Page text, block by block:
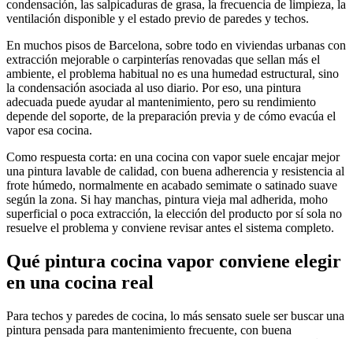
condensación, las salpicaduras de grasa, la frecuencia de limpieza, la
ventilación disponible y el estado previo de paredes y techos.
En muchos pisos de Barcelona, sobre todo en viviendas urbanas con
extracción mejorable o carpinterías renovadas que sellan más el
ambiente, el problema habitual no es una humedad estructural, sino
la condensación asociada al uso diario. Por eso, una pintura
adecuada puede ayudar al mantenimiento, pero su rendimiento
depende del soporte, de la preparación previa y de cómo evacúa el
vapor esa cocina.
Como respuesta corta: en una cocina con vapor suele encajar mejor
una pintura lavable de calidad, con buena adherencia y resistencia al
frote húmedo, normalmente en acabado semimate o satinado suave
según la zona. Si hay manchas, pintura vieja mal adherida, moho
superficial o poca extracción, la elección del producto por sí sola no
resuelve el problema y conviene revisar antes el sistema completo.
Qué pintura cocina vapor conviene elegir
en una cocina real
Para techos y paredes de cocina, lo más sensato suele ser buscar una
pintura pensada para mantenimiento frecuente, con buena